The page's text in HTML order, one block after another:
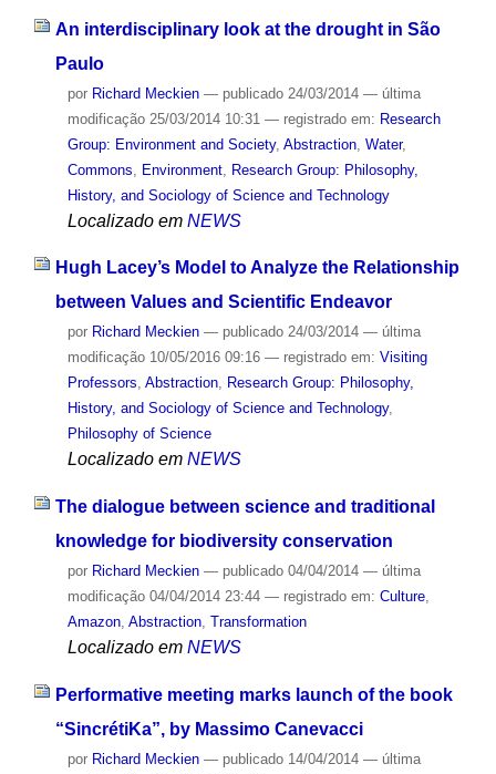
An interdisciplinary look at the drought in São
Paulo
por Richard Meckien — publicado24/03/2014 — última
modificação25/03/2014 10:31 — registrado em: Research
Group: Environment and Society, Abstraction, Water,
Commons
Environment, Research Group: Philosophy,
History, and Sociology of Science and Technology
Localizado em NEWS
Hugh Lacey’s Model to Analyze the Relationship
between Values and Scientific Endeavor
por Richard Meckien — publicado24/03/2014 — última
modificação10/05/2016 09:16 — registrado em: Visiting
Professors, Abstraction, Research Group: Philosophy,
History, and Sociology of Science and Technology,
Philosophy of Science
Localizado em NEWS
The dialogue between science and traditional
knowledge for biodiversity conservation
por Richard Meckien — publicado04/04/2014 — última
modificação04/04/2014 23:44 — registrado em: Culture,
Amazon, Abstraction, Transformation
Localizado em NEWS
Performative meeting marks launch of the book
“SincrétiKa”, by Massimo Canevacci
por Richard Meckien — publicado14/04/2014 — última